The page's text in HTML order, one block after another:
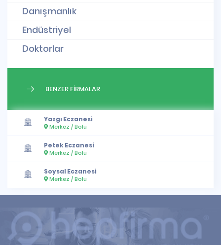
Danışmanlık
Endüstriyel
Doktorlar
BENZER FİRMALAR
Yazgı Eczanesi
Merkez / Bolu
Petek Eczanesi
Merkez / Bolu
Soysal Eczanesi
Merkez / Bolu